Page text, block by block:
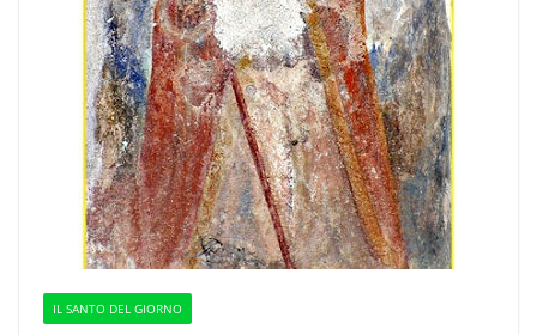
IL SANTO DEL GIORNO